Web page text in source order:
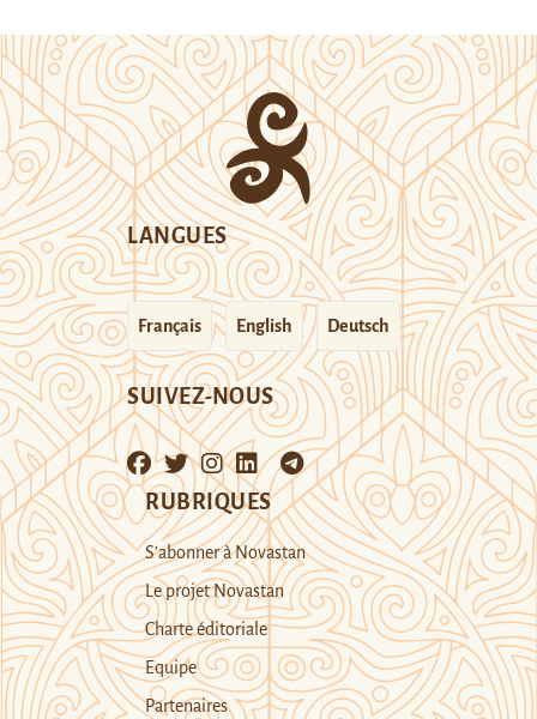
LANGUES
Français English Deutsch
SUIVEZ-NOUS
RUBRIQUES
S’abonner à Novastan
Le projet Novastan
Charte éditoriale
Equipe
Partenaires